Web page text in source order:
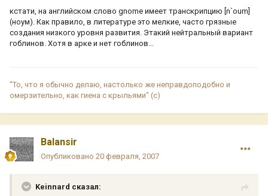
кстати, на английском слово gnome имеет транскрипцию [n`oum]
(ноум). Как правило, в литературе это мелкие, часто грязные
создания низкого уровня развития. Этакий нейтральный вариант
гоблинов. Хотя в арке и нет гоблинов...
"То, что я обычно делаю, настолько же неправдоподобно и
омерзительно, как гиена с крыльями" (с)
Balansir
Опубликовано 20 февраля, 2007
Keinnard сказал: